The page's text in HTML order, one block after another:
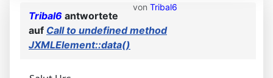
von Tribal6
Tribal6 antwortete
auf Call to undefined method
JXMLElement::data()